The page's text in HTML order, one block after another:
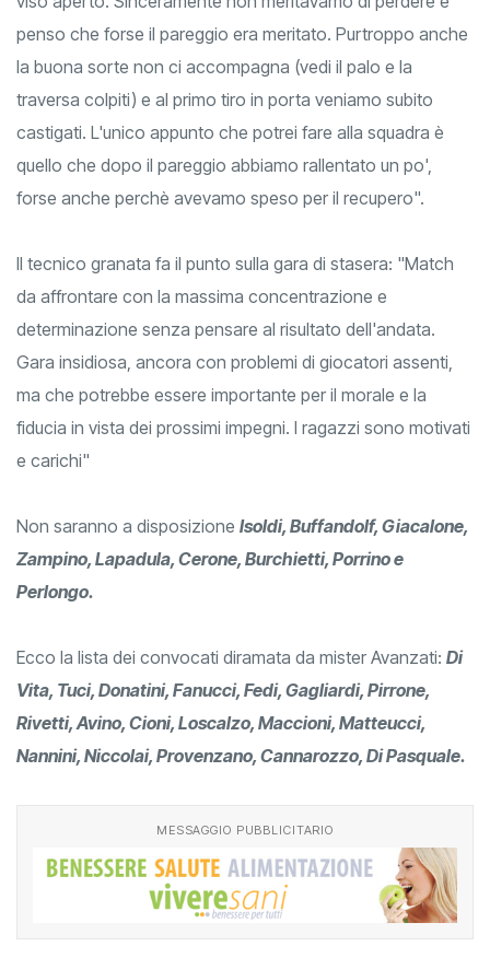
penso che forse il pareggio era meritato. Purtroppo anche
la buona sorte non ci accompagna (vedi il palo e la
traversa colpiti) e al primo tiro in porta veniamo subito
castigati. L'unico appunto che potrei fare alla squadra è
quello che dopo il pareggio abbiamo rallentato un po',
forse anche perchè avevamo speso per il recupero".
Il tecnico granata fa il punto sulla gara di stasera: "Match
da affrontare con la massima concentrazione e
determinazione senza pensare al risultato dell'andata.
Gara insidiosa, ancora con problemi di giocatori assenti,
ma che potrebbe essere importante per il morale e la
fiducia in vista dei prossimi impegni. I ragazzi sono motivati
e carichi"
Non saranno a disposizione Isoldi, Buffandolf, Giacalone,
Zampino, Lapadula, Cerone, Burchietti, Porrino e
Perlongo.
Ecco la lista dei convocati diramata da mister Avanzati: Di
Vita, Tuci, Donatini, Fanucci, Fedi, Gagliardi, Pirrone,
Rivetti, Avino, Cioni, Loscalzo, Maccioni, Matteucci,
Nannini, Niccolai, Provenzano, Cannarozzo, Di Pasquale.
MESSAGGIO PUBBLICITARIO